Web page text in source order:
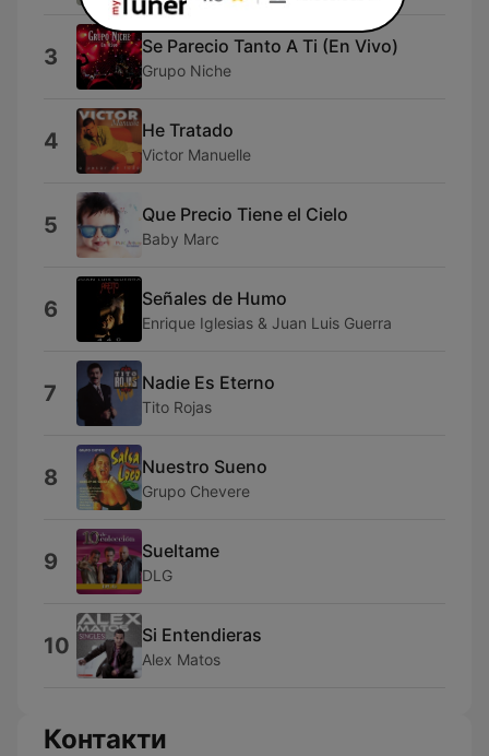
3 Se Parecio Tanto A Ti (En Vivo)
Grupo Niche
4 He Tratado
Victor Manuelle
5 Que Precio Tiene el Cielo
Baby Marc
6 Señales de Humo
Enrique Iglesias & Juan Luis Guerra
7 Nadie Es Eterno
Tito Rojas
8 Nuestro Sueno
Grupo Chevere
9 Sueltame
DLG
10 Si Entendieras
Alex Matos
Контакти